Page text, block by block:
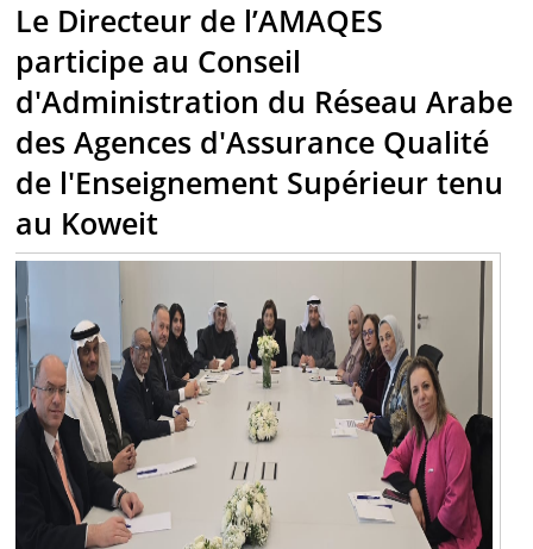
Le Directeur de l’AMAQES
participe au Conseil
d'Administration du Réseau Arabe
des Agences d'Assurance Qualité
de l'Enseignement Supérieur tenu
au Koweit